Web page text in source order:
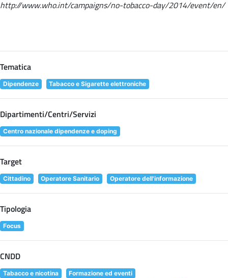
http://www.who.int/campaigns/no-tobacco-day/2014/event/en/
Tematica
Dipendenze Tabacco e Sigarette elettroniche
Dipartimenti/Centri/Servizi
Centro nazionale dipendenze e doping
Target
Cittadino Operatore Sanitario Operatore dell'informazione
Tipologia
Focus
CNDD
Tabacco e nicotina
Formazione ed eventi